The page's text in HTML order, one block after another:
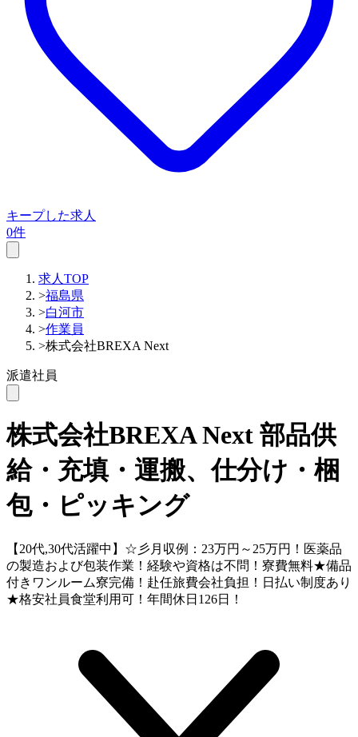
キープした求人
0件
求人TOP
>福島県
>白河市
>作業員
>株式会社BREXA Next
派遣社員
株式会社BREXA Next 部品供
給・充填・運搬、仕分け・梱
包・ピッキング
【20代,30代活躍中】☆彡月収例：23万円～25万円！医薬品
の製造および包装作業！経験や資格は不問！寮費無料★備品
付きワンルーム寮完備！赴任旅費会社負担！日払い制度あり
★格安社員食堂利用可！年間休日126日！